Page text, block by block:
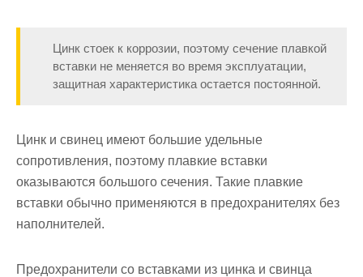
Цинк стоек к коррозии, поэтому сечение плавкой
вставки не ме­няется во время эксплуатации,
защитная характеристика остается по­стоянной.
Цинк и свинец имеют большие удельные
сопротивления, поэтому плавкие вставки
оказываются большого сечения. Такие плав­кие
вставки обычно применяются в предохранителях без
наполните­лей.
Предохранители со вставками из цинка и свинца